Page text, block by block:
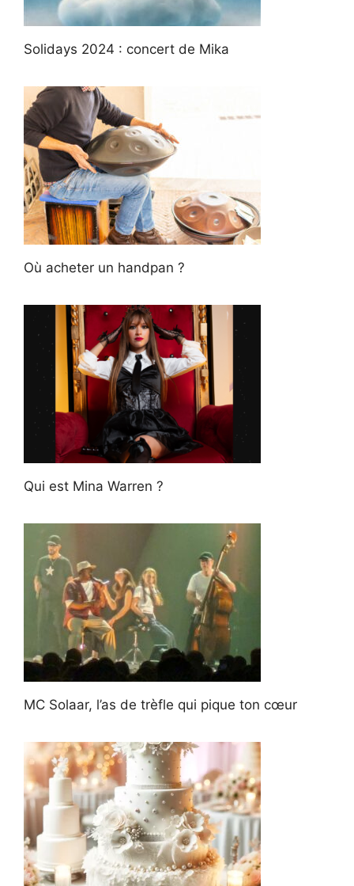
Solidays 2024 : concert de Mika
Où acheter un handpan ?
Qui est Mina Warren ?
MC Solaar, l’as de trèfle qui pique ton cœur